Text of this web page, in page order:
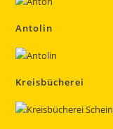
Antolin
Kreisbücherei